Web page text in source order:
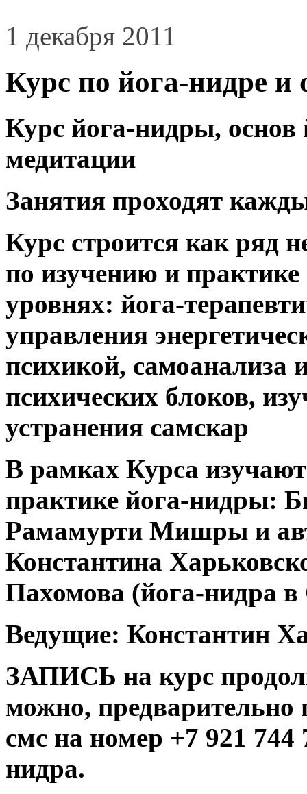
1 декабря 2011
Курс по йога-нидре и
Курс йога-нидры,
медитации
Занятия проходят
Курс строится как ряд
по изучению и
уровнях: йога-
управления
психикой, самоанализа
психических блоков,
устранения самскар
В рамках Курса
практике йога-нидры:
Рамамурти Мишры и
Константина
Пахомова (йога-нидра
Ведущие: Константин
ЗАПИСЬ на курс
можно, предварительно
смс на номер +7 921
нидра.